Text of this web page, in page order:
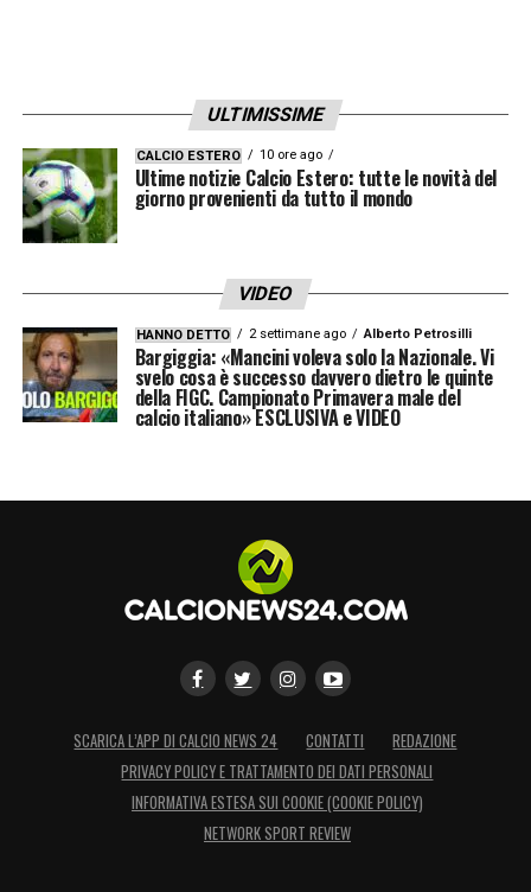
ULTIMISSIME
CALCIO ESTERO 10 ore ago
Ultime notizie Calcio Estero: tutte le novità del
giorno provenienti da tutto il mondo
VIDEO
HANNO DETTO 2 settimane ago Alberto Petrosilli
Bargiggia: «Mancini voleva solo la Nazionale. Vi
svelo cosa è successo davvero dietro le quinte
della FIGC. Campionato Primavera male del
calcio italiano» ESCLUSIVA e VIDEO
SCARICA L’APP DI CALCIO NEWS 24 CONTATTI
REDAZIONE
PRIVACY POLICY E TRATTAMENTO DEI DATI PERSONALI
INFORMATIVA ESTESA SUI COOKIE (COOKIE POLICY)
NETWORK SPORT REVIEW